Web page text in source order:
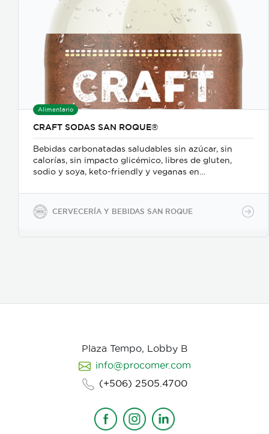
Alimentario
CRAFT SODAS SAN ROQUE®
Bebidas carbonatadas saludables sin azúcar, sin
calorías, sin impacto glicémico, libres de gluten,
sodio y soya, keto-friendly y veganas en
en PET.
CERVECERÍA Y BEBIDAS SAN ROQUE
Plaza Tempo, Lobby B
info@procomer.com
(+506) 2505.4700